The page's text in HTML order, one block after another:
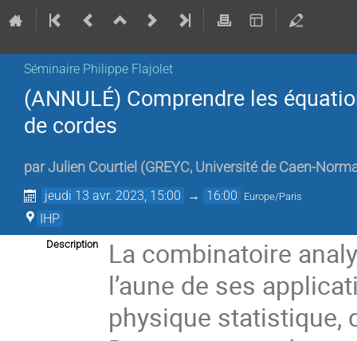
Séminaire Philippe Flajolet
(ANNULÉ) Comprendre les
de cordes
parJulien Courtiel (GREYC, Université de Caen-
jeudi 13 avr. 2023, 15:00 → 16:00 Europe/Paris
IHP
Description
La combinatoire
l’aune de ses
physique statistique,